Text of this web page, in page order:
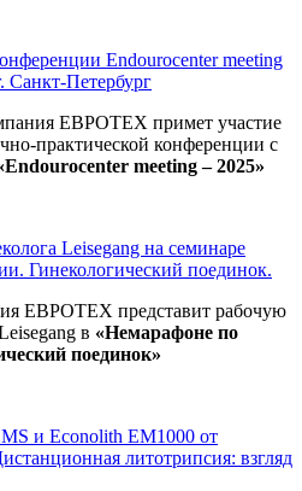
Endourocenter meeting
Санкт-Петербург
ЕВРОТЕХ примет участие
практической конференции с
meeting – 2025»
Leisegang на семинаре
Гинекологический поединок.
ЕВРОТЕХ представит рабочую
в «Немарафоне по
поединок»
и Econolith ЕМ1000 от
литотрипсия: взгляд